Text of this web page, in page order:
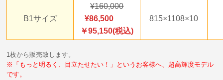
B1サイズ
160,000
86,500
￥95,150(税込)
815×1108×10
1枚から販売致します。
※「もっと明るく、目立たせたい！」というお客様へ、超高輝度モデル
です。